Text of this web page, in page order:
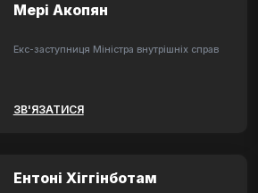
Мері Акопян
Екс-заступниця Міністра внутрішніх справ
ЗВ'ЯЗАТИСЯ
Ентоні Хіггінботам